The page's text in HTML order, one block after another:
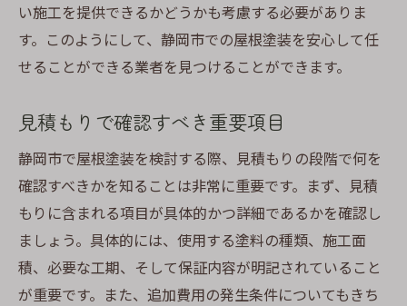
耐久性を高めるための施工工法の選択
コストパフォーマンスの高い塗料の選び方
施工後のアフターケアとその重要性
劣化しやすい箇所を重点的に補修する方法
計画
長持ちさせるための施工前準備のすすめ
静岡市での屋根塗装における価格以上の価値を
引き出す方法
価格以上の価値を生む塗装プランの提案
い施工を提供できるかどうかも考慮する必要がありま
す。このようにして、静岡市での屋根塗装を安心して任
せることができる業者を見つけることができます。
見積もりで確認すべき重要項目
静岡市で屋根塗装を検討する際、見積もりの段階で何を
確認すべきかを知ることは非常に重要です。まず、見積
もりに含まれる項目が具体的かつ詳細であるかを確認し
ましょう。具体的には、使用する塗料の種類、施工面
積、必要な工期、そして保証内容が明記されていること
が重要です。また、追加費用の発生条件についてもきち